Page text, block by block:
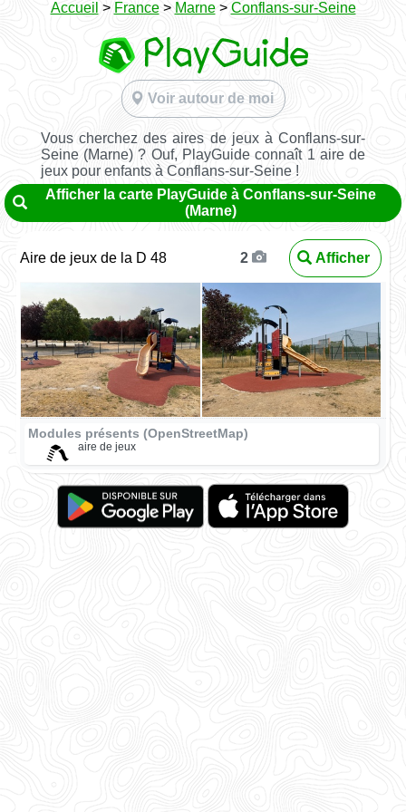
Accueil > France> Marne> Conflans-sur-Seine
Voir autour de moi
Vous cherchez des aires de jeux à Conflans-sur-
Seine (Marne) ? Ouf, PlayGuide connaît 1 aire de
jeux pour enfants à Conflans-sur-Seine !
Afficher la carte PlayGuide à Conflans-sur-Seine
(Marne)
Aire de jeux de la D 48 2 Afficher
Modules présents (OpenStreetMap)
aire de jeux